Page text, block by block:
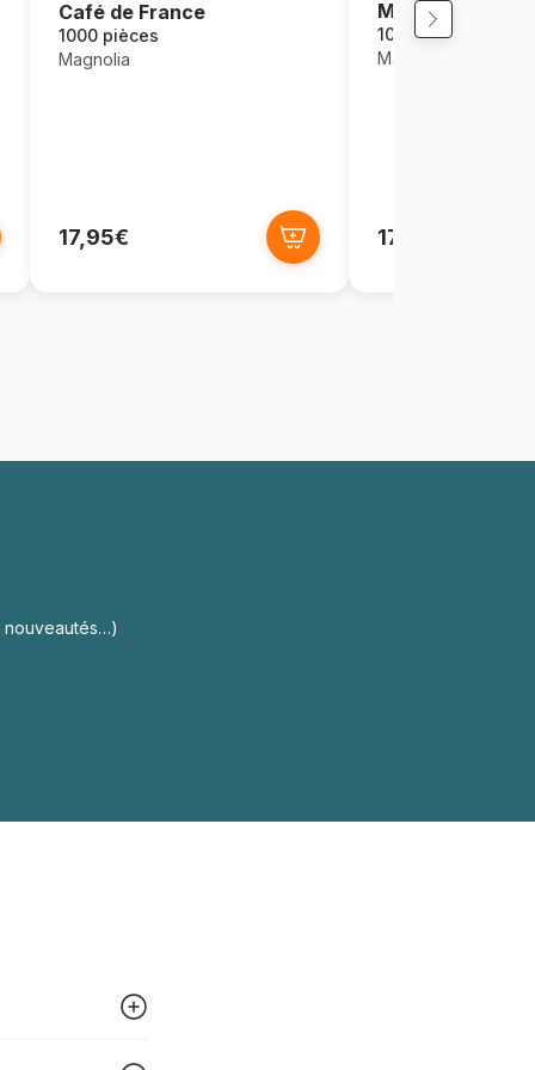
Café de France
1000 pièces
Magnolia
17,95€
Maisons dans
1000 pièces
Magnolia
17,95€
nouveautés…)